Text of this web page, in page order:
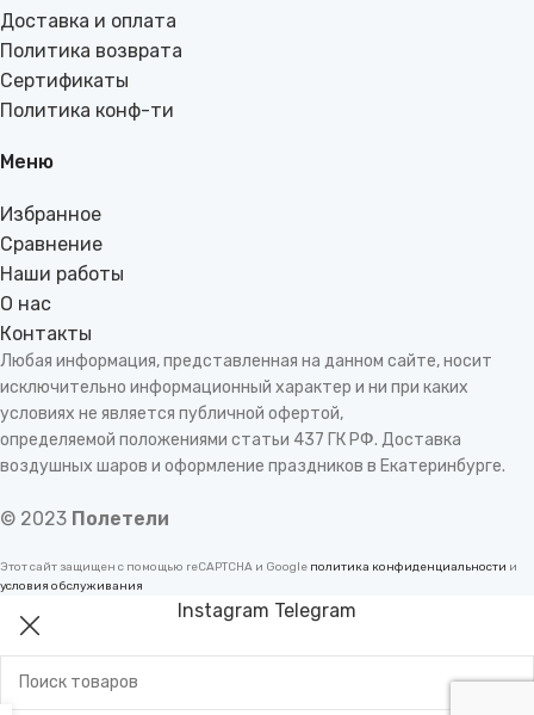
Доставка и оплата
Политика возврата
Сертификаты
Политика конф-ти
Меню
Избранное
Сравнение
Наши работы
О нас
Контакты
Любая информация, представленная на данном сайте, носит
исключительно информационный характер и ни при каких
условиях не является публичной офертой,
определяемой положениями статьи 437 ГК РФ. Доставка
воздушных шаров и оформление праздников в Екатеринбурге.
© 2023 Полетели
Этот сайт защищен с помощью reCAPTCHA и Google политика конфиденциальности и
условия обслуживания
Instagram Telegram